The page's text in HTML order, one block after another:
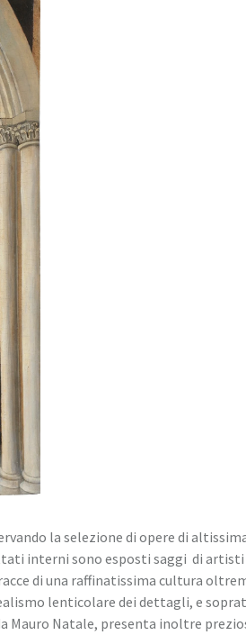
la selezione di opere di
interni sono esposti saggi di
di una raffinatissima cultura
lenticolare dei dettagli, e
Natale, presenta inoltre